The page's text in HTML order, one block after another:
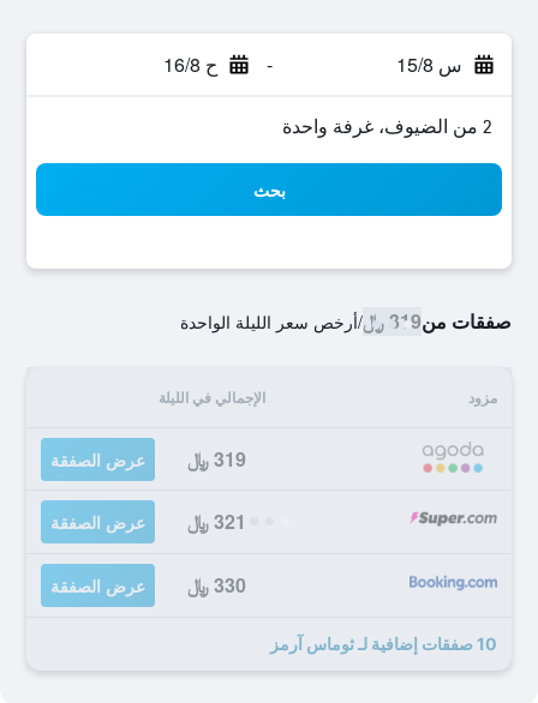
س 15/8 - ح 16/8
2 من الضيوف، غرفة واحدة
بحث
صفقات من319 ﷼ /أرخص سعر الليلة الواحدة
مزود الإجمالي في الليلة
319 ﷼ عرض الصفقة
321 ﷼ عرض الصفقة
330 ﷼ عرض الصفقة
10 صفقات إضافية لـ ثوماس آرمز